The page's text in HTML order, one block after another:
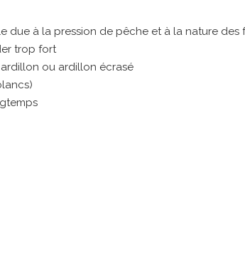
due à la pression de pêche et à la nature des
trop fort
ou ardillon écrasé